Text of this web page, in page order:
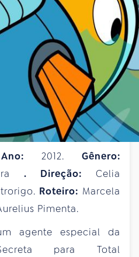
Ano: 2012. Gênero:
. Direção:Celia
Roteiro: Marcela
Pimenta.
agente especial da
para Total